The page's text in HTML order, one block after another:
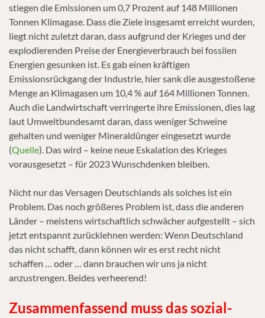
stiegen die Emissionen um 0,7 Prozent auf 148 Millionen
Tonnen Klimagase. Dass die Ziele insgesamt erreicht wurden,
liegt nicht zuletzt daran, dass aufgrund der Krieges und der
explodierenden Preise der Energieverbrauch bei fossilen
Energien gesunken ist. Es gab einen kräftigen
Emissionsrückgang der Industrie, hier sank die ausgestoßene
Menge an Klimagasen um 10,4 % auf 164 Millionen Tonnen.
Auch die Landwirtschaft verringerte ihre Emissionen, dies lag
laut Umweltbundesamt daran, dass weniger Schweine
gehalten und weniger Mineraldünger eingesetzt wurde
(Quelle). Das wird – keine neue Eskalation des Krieges
vorausgesetzt – für 2023 Wunschdenken bleiben.
Nicht nur das Versagen Deutschlands als solches ist ein
Problem. Das noch größeres Problem ist, dass die anderen
Länder – meistens wirtschaftlich schwächer aufgestellt – sich
jetzt entspannt zurücklehnen werden: Wenn Deutschland
das nicht schafft, dann können wir es erst recht nicht
schaffen … oder … dann brauchen wir uns ja nicht
anzustrengen. Beides verheerend!
Zusammenfassend muss das sozial-